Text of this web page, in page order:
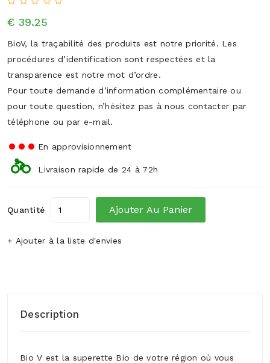
€ 39.25
BioV, la traçabilité des produits est notre priorité. Les
procédures d’identification sont respectées et la
transparence est notre mot d’ordre.
Pour toute demande d’information complémentaire ou
pour toute question, n’hésitez pas à nous contacter par
téléphone ou par e-mail.
En approvisionnement
Livraison rapide de 24 à 72h
Quantité Ajouter Au Panier
+ Ajouter à la liste d'envies
Description
Bio V est la superette Bio de votre région où vous